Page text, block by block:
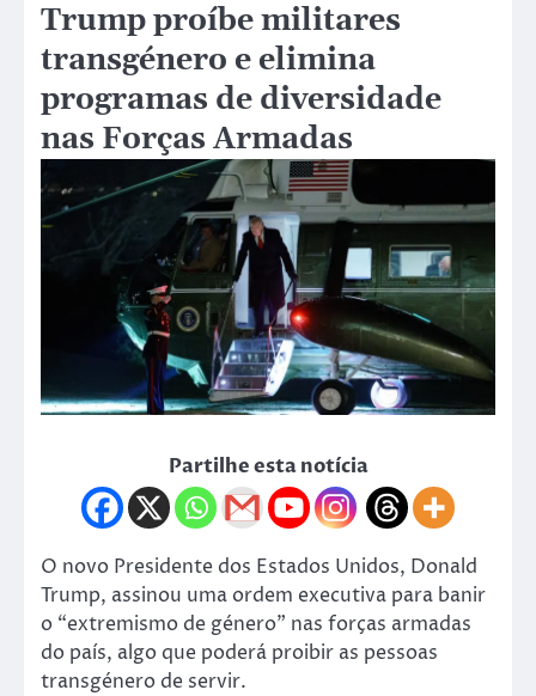
Trump proíbe militares
transgénero e elimina
programas de diversidade
nas Forças Armadas
Partilhe esta notícia
O novo Presidente dos Estados Unidos, Donald
Trump, assinou uma ordem executiva para banir
o “extremismo de género” nas forças armadas
do país, algo que poderá proibir as pessoas
transgénero de servir.